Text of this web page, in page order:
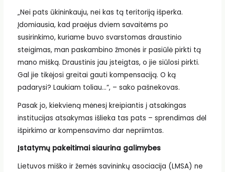
„Nei pats ūkininkauju, nei kas tą teritoriją išperka.
Įdomiausia, kad praėjus dviem savaitėms po
susirinkimo, kuriame buvo svarstomas draustinio
steigimas, man paskambino žmonės ir pasiūlė pirkti tą
mano mišką. Draustinis jau įsteigtas, o jie siūlosi pirkti.
Gal jie tikėjosi greitai gauti kompensaciją. O ką
padarysi? Laukiam toliau…“, – sako pašnekovas.
Pasak jo, kiekvieną mėnesį kreipiantis į atsakingas
institucijas atsakymas išlieka tas pats – sprendimas dėl
išpirkimo ar kompensavimo dar nepriimtas.
Įstatymų pakeitimai siaurina galimybes
Lietuvos miško ir žemės savininkų asociacija (LMSA) ne